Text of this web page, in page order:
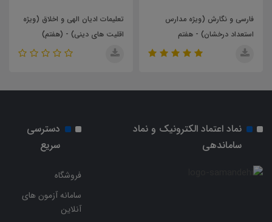
مدارس
تعلیمات ادیان الهی و اخلاق (ویژه
اقلیت های دینی) - (هفتم)
ضمیمه پیام های آسمان
سنت) - هفتم
نماد اعتماد الکترونیک و نماد
ساماندهی
دسترسی
سریع
فروشگاه
سامانه آزمون های
آنلاین